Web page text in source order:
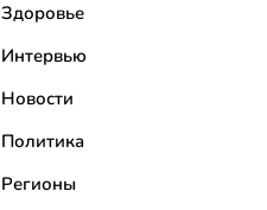
Здоровье
Интервью
Новости
Политика
Регионы